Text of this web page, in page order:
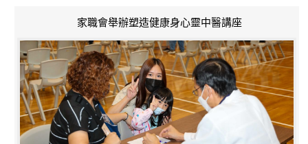
家職會舉辦塑造健康身心靈中醫講座